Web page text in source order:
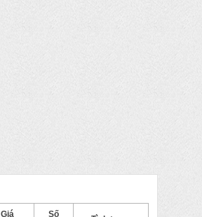
Giá Số